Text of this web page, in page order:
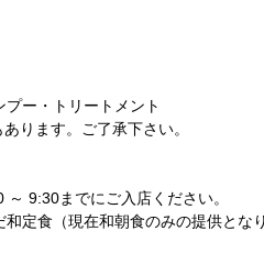
ー・トリートメント
ります。ご了承下さい。
9:30までにご入店ください。
定食（現在和朝食のみの提供とな